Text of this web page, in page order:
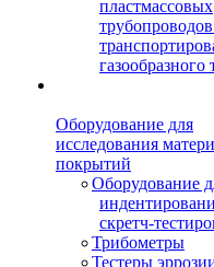
пластмассовых
газообразного
Оборудование для
исследования
покрытий
Оборудование
скретч-
Трибометры
Тестеры